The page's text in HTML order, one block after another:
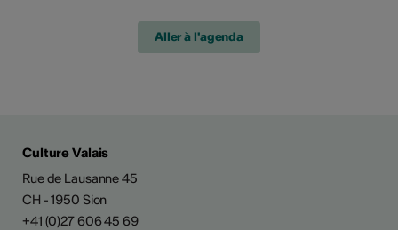
Aller à l'agenda
Culture Valais
Rue de Lausanne 45
CH - 1950 Sion
+41 (0)27 606 45 69